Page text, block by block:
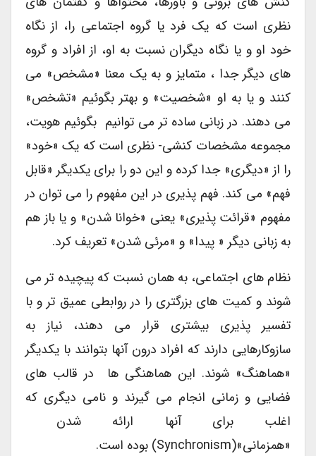
نظری است که یک فرد یا گروه اجتماعی را، از نگاه
خود او و یا نگاه دیگران نسبت به او، از افراد و گروه
های دیگر جدا ، متمایز و به یک معنا «مشخص» می
کنند و یا به او «شخصیت» و بهتر بگوئیم «تشخص»
می دهند. در زبانی ساده تر می توانیم بگوئیم هویت،
مجموعه مشخصات کنشی- نظری است که یک «خود»
را از «دیگری» جدا کرده و این دو را برای یکدیگر «قابل
فهم» می کند. فهم پذیری در این مفهوم را می توان در
مفهوم «قرائت پذیری» یعنی «خوانا شدن» و یا باز هم
به زبانی دیگر « پیدا» و «مرئی شدن» تعریف کرد.
نظام های اجتماعی، به همان نسبت که پیچیده تر می
شوند و کمیت های بزرگتری را در روابطی عمیق تر و با
تفسیر پذیری بیشتری قرار می دهند، نیاز به
سازوکارهایی دارند که افراد درون آنها بتوانند با یکدیگر
«هماهنگ» شوند. این هماهنگی ها در قالب های
فضایی و زمانی انجام می گیرند و نامی دیگری که
اغلب برای آنها ارائه شدن
«همزمانی»(synchronism) بوده است.